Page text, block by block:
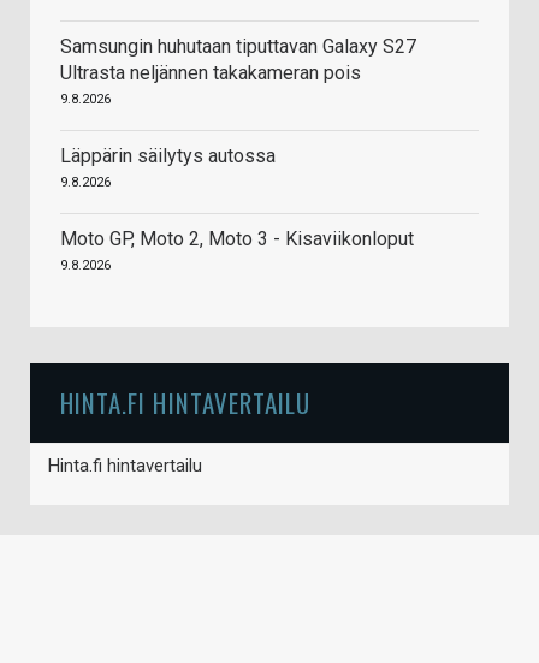
Samsungin huhutaan tiputtavan Galaxy S27
Ultrasta neljännen takakameran pois
9.8.2026
Läppärin säilytys autossa
9.8.2026
Moto GP, Moto 2, Moto 3 - Kisaviikonloput
9.8.2026
HINTA.FI HINTAVERTAILU
Hinta.fi hintavertailu